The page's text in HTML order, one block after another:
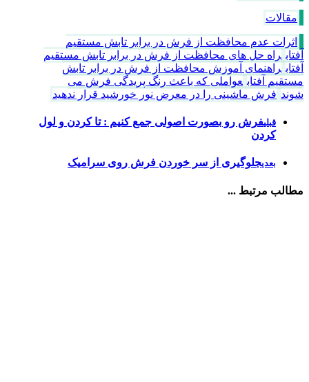
مقالات
اثرات عدم محافظت از فرش در برابر تابش مستقیم
آفتاب راه حل های محافظت از فرش در برابر تابش مستقیم
آفتاب راهنمای آموزش محافظت از فرش در برابر تابش
مستقیم آفتاب عواملی که باعث رنگ پریدگی فرش می
شوند فرش ماشینی را در معرض نور خورشید قرار ندهید
قبلیفرش رو بصورت اصولی جمع کنیم : تا کردن و لول
کردن
بعدیجلوگیری از سر خوردن فرش روی سرامیک
مطالب مرتبط ...